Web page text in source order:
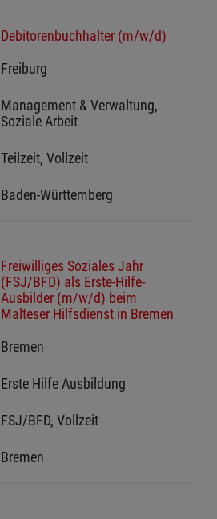
Debitorenbuchhalter (m/w/d)
Freiburg
Management & Verwaltung,
Soziale Arbeit
Teilzeit, Vollzeit
Baden-Württemberg
Freiwilliges Soziales Jahr
(FSJ/BFD) als Erste-Hilfe-
Ausbilder (m/w/d) beim
Malteser Hilfsdienst in Bremen
Bremen
Erste Hilfe Ausbildung
FSJ/BFD, Vollzeit
Bremen